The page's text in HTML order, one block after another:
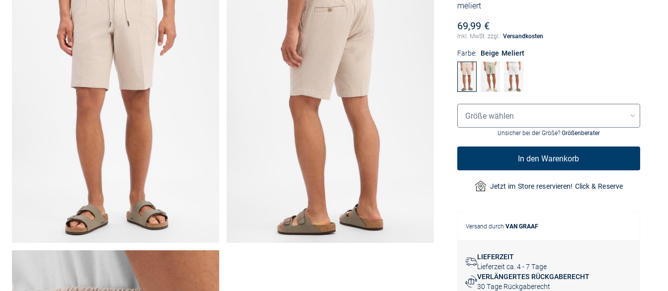
meliert
69,99 €
Inkl. MwSt. zzgl. Versandkosten
Farbe: Beige Meliert
Größenauswahl
Größe wählen
Unsicher bei der Größe? Größenberater
In den Warenkorb
Jetzt im Store reservieren! Click & Reserve
Versand durch VAN GRAAF
LIEFERZEIT
Lieferzeit ca. 4 - 7 Tage
VERLÄNGERTES RÜCKGABERECHT
30 Tage Rückgaberecht